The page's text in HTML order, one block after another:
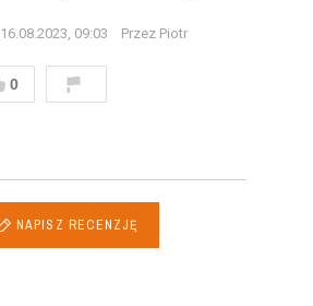
16.08.2023, 09:03 Przez Piotr
0
NAPISZ RECENZJĘ